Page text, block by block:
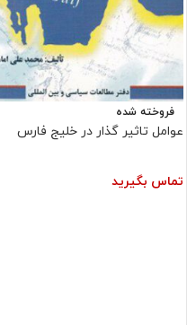
فروخته شده
عوامل تاثیر گذار در خلیج فارس
تماس بگیرید